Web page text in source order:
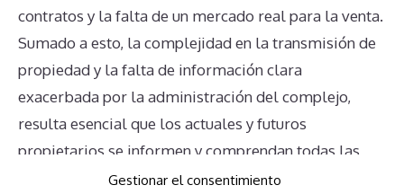
Gestionar el consentimiento
contratos y la falta de un mercado real para la venta.
Sumado a esto, la complejidad en la transmisión de
propiedad y la falta de información clara
exacerbada por la administración del complejo,
resulta esencial que los actuales y futuros
propietarios se informen y comprendan todas las
implicaciones para evitar sorpresas desagradables.